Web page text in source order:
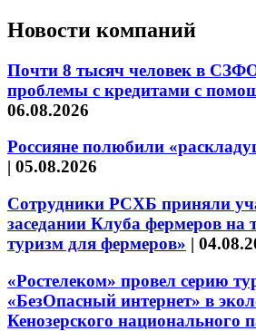
Новости компаний
Почти 8 тысяч человек в
проблемы с кредитами с
06.08.2026
Россияне полюбили
| 05.08.2026
Сотрудники РСХБ приняли
заседании Клуба фермеров на
туризм для фермеров» |
«Ростелеком» провел серию
«БезОпасный интернет» в
Кенозерского национального